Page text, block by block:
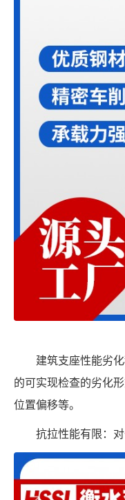
建筑支座性能劣
的可实现检查的劣化
位置偏移等。
抗拉性能有限：